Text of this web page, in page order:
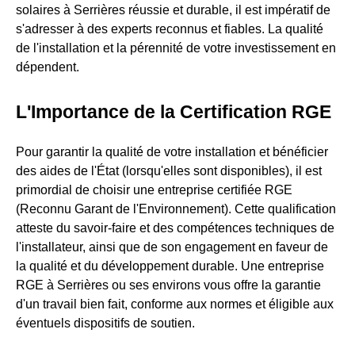
solaires à Serrières réussie et durable, il est impératif de
s'adresser à des experts reconnus et fiables. La qualité
de l'installation et la pérennité de votre investissement en
dépendent.
L'Importance de la Certification RGE
Pour garantir la qualité de votre installation et bénéficier
des aides de l'État (lorsqu'elles sont disponibles), il est
primordial de choisir une entreprise certifiée RGE
(Reconnu Garant de l'Environnement). Cette qualification
atteste du savoir-faire et des compétences techniques de
l'installateur, ainsi que de son engagement en faveur de
la qualité et du développement durable. Une entreprise
RGE à Serrières ou ses environs vous offre la garantie
d'un travail bien fait, conforme aux normes et éligible aux
éventuels dispositifs de soutien.